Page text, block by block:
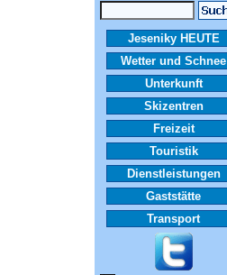
Jeseniky HEUTE
Wetter und Schnee
Unterkunft
Skizentren
Freizeit
Touristik
Dienstleistungen
Gaststätte
Transport